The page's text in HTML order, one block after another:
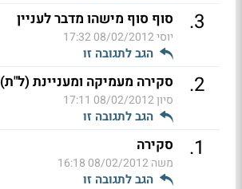
3
. סוף סוף מישהו מדבר לעניין
יוסי08/02/2012 17:32
הגב לתגובה זו
2
. סקירה מעמיקה ומעניינת (ל"ת)
סיון08/02/2012 17:11
הגב לתגובה זו
1
. סקירה
משה08/02/2012 16:18
הגב לתגובה זו